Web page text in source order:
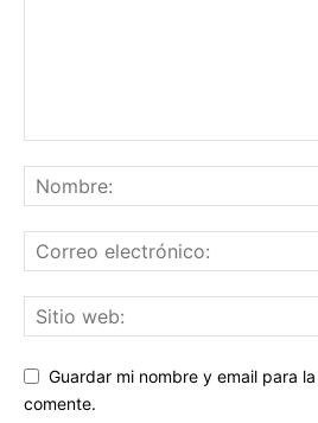
Guardar mi nombre y email para
comente.